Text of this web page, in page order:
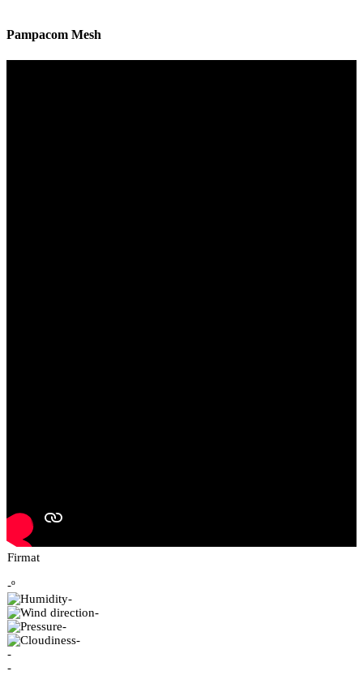
Pampacom Mesh
Firmat
-º
-
-
-
-
-
-